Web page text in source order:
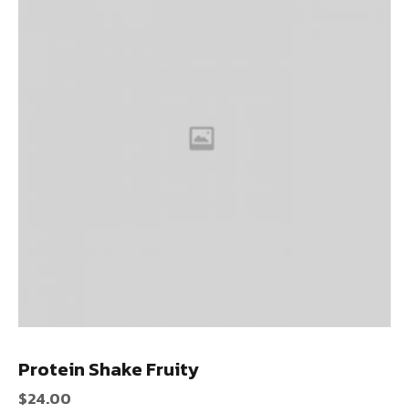
Protein Shake Fruity
$24.00